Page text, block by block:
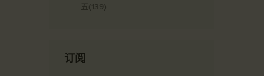
五(139)
订阅